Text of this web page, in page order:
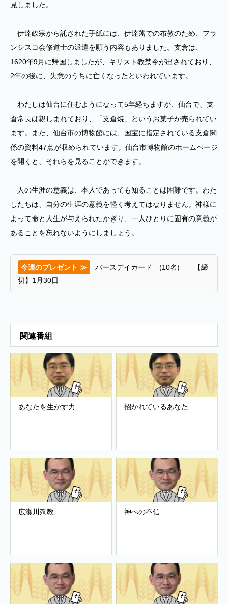
見しました。
伊達政宗から託された手紙には、伊達藩での布教のため、フラ
ンシスコ会修道士の派遣を願う内容もありました。支倉は、
1620年9月に帰国しましたが、キリスト教禁令が出されており、
2年の後に、失意のうちに亡くなったといわれています。
わたしは仙台に住むようになって5年経ちますが、仙台で、支
倉常長は親しまれており、「支倉焼」というお菓子が売られてい
ます。また、仙台市の博物館には、国宝に指定されている支倉関
係の資料47点が収められています。仙台市博物館のホームページ
を開くと、それらを見ることができます。
人の生涯の意義は、本人であっても知ることは困難です。わた
したちは、自分の生涯の意義を軽く考えてはなりません。神様に
よって命と人生が与えられたかぎり、一人ひとりに固有の意義が
あることを忘れないようにしましょう。
今週のプレゼント ≫
バースデイカード (10名) 【締
切】1月30日
関連番組
あなたを生かす力 招かれているあなた
広瀬川殉教 神への不信